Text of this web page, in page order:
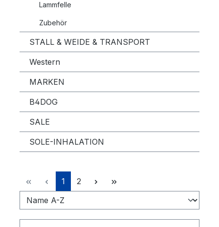
Lammfelle
Zubehör
STALL & WEIDE & TRANSPORT
Western
MARKEN
B4DOG
SALE
SOLE-INHALATION
Seite
1 Seite
2